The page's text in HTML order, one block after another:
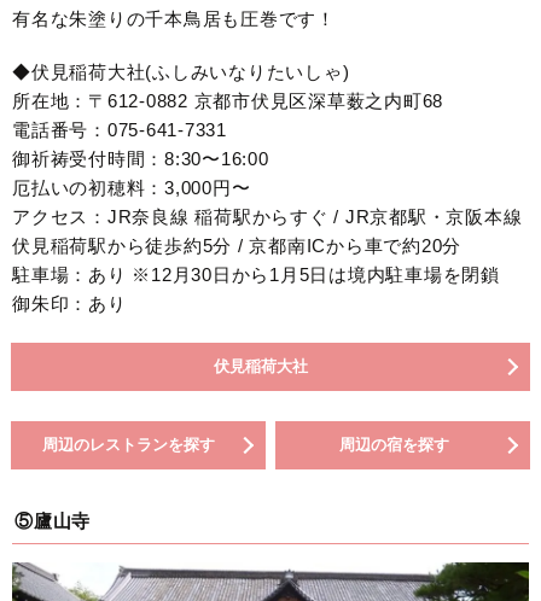
有名な朱塗りの千本鳥居も圧巻です！
◆伏見稲荷大社(ふしみいなりたいしゃ)
所在地：〒612-0882 京都市伏見区深草薮之内町68
電話番号：075-641-7331
御祈祷受付時間：8:30〜16:00
厄払いの初穂料：3,000円〜
アクセス：JR奈良線 稲荷駅からすぐ / JR京都駅・京阪本線
伏見稲荷駅から徒歩約5分 / 京都南ICから車で約20分
駐車場：あり ※12月30日から1月5日は境内駐車場を閉鎖
御朱印：あり
伏見稲荷大社
周辺のレストランを探す 周辺の宿を探す
⑤廬山寺